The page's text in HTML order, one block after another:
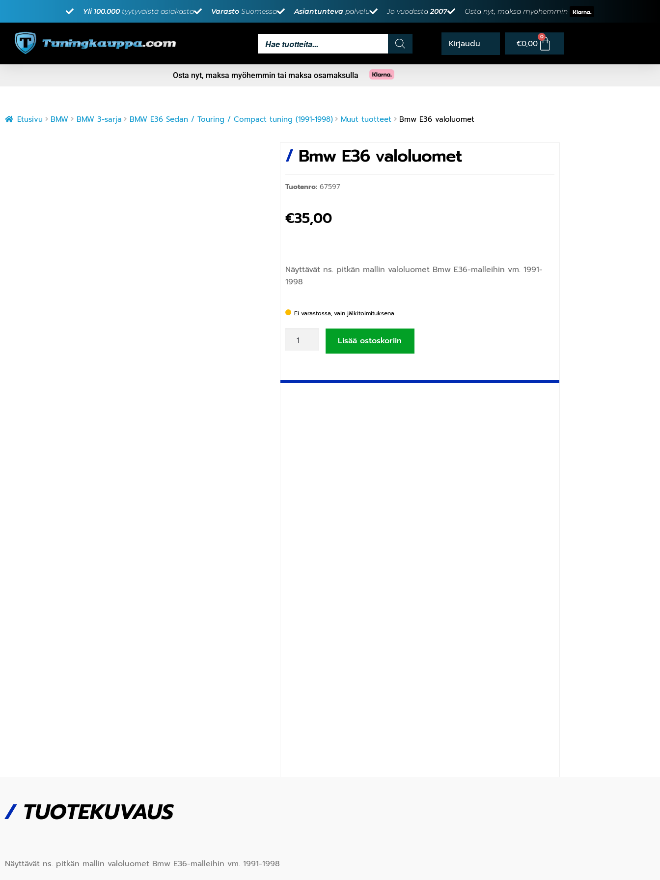
Yli 100.000 tyytyväistä asiakasta Varasto Suomessa Asiantunteva palvelu Jo vuodesta2007 Osta nyt, maksa myöhemmin
€0,00
0
Osta nyt, maksa myöhemmin tai maksa osamaksulla
Etusivu BMW BMW 3-sarja BMW E36 Sedan / Touring / Compact tuning (1991-1998) Muut tuotteet Bmw E36 valoluomet
/ Bmw E36 valoluomet
Tuotenro: 67597
€35,00
Näyttävät ns. pitkän mallin valoluomet Bmw E36-malleihin vm. 1991-
1998
Ei varastossa, vain jälkitoimituksena
Lisää ostoskoriin
/TUOTEKUVAUS
Näyttävät ns. pitkän mallin valoluomet Bmw E36-malleihin vm. 1991-1998